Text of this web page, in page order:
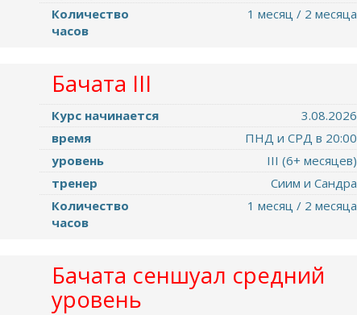
Количество
часов
1 месяц / 2 месяца
Бачата III
Курс начинается
3.08.2026
время
ПНД и СРД в 20:00
уровень
III (6+ месяцев)
тренер
Сиим и Сандра
Количество
часов
1 месяц / 2 месяца
Бачата сеншуал средний
уровень